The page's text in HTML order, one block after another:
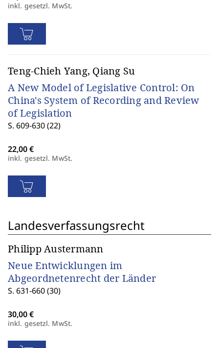
inkl. gesetzl. MwSt.
Teng-Chieh Yang, Qiang Su
A New Model of Legislative Control: On
China's System of Recording and Review
of Legislation
S. 609-630 (22)
inkl. gesetzl. MwSt.
Landesverfassungsrecht
Philipp Austermann
Neue Entwicklungen im
Abgeordnetenrecht der Länder
S. 631-660 (30)
inkl. gesetzl. MwSt.